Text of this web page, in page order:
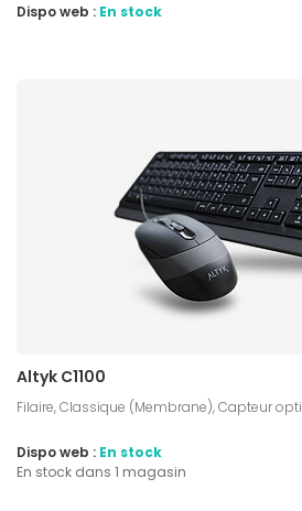
Dispo web : En stock
Altyk C1100
Filaire, Classique (Membrane), Capteur
Dispo web : En stock
En stock dans 1 magasin